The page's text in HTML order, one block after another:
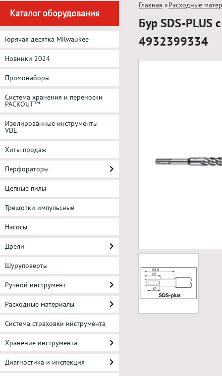
Каталог оборудования
Горячая десятка Milwaukee
Новинки 2024
Промонаборы
Система хранения и переноски
PACKOUT™
Изолированные инструменты
VDE
Хиты продаж
Перфораторы
Цепные пилы
Трещотки импульсные
Насосы
Дрели
Шуруповерты
Ручной инструмент
Расходные материалы
Система страховки инструмента
Хранение инструмента
Диагностика и инспекция
Главная »Расходные
Бур SDS-
4932399334